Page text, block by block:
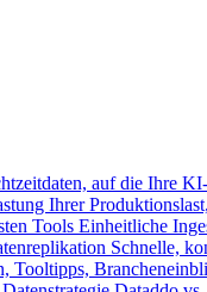
auf die Ihre
Ihrer
Tools Einheitliche
Schnelle,
Tooltipps,